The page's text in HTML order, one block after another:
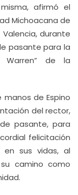
afirmó el
Michoacana de
Valencia, durante
pasante para la
Warren” de la
de Espino
del rector,
pasante, para
felicitación
sus vidas, al
camino como